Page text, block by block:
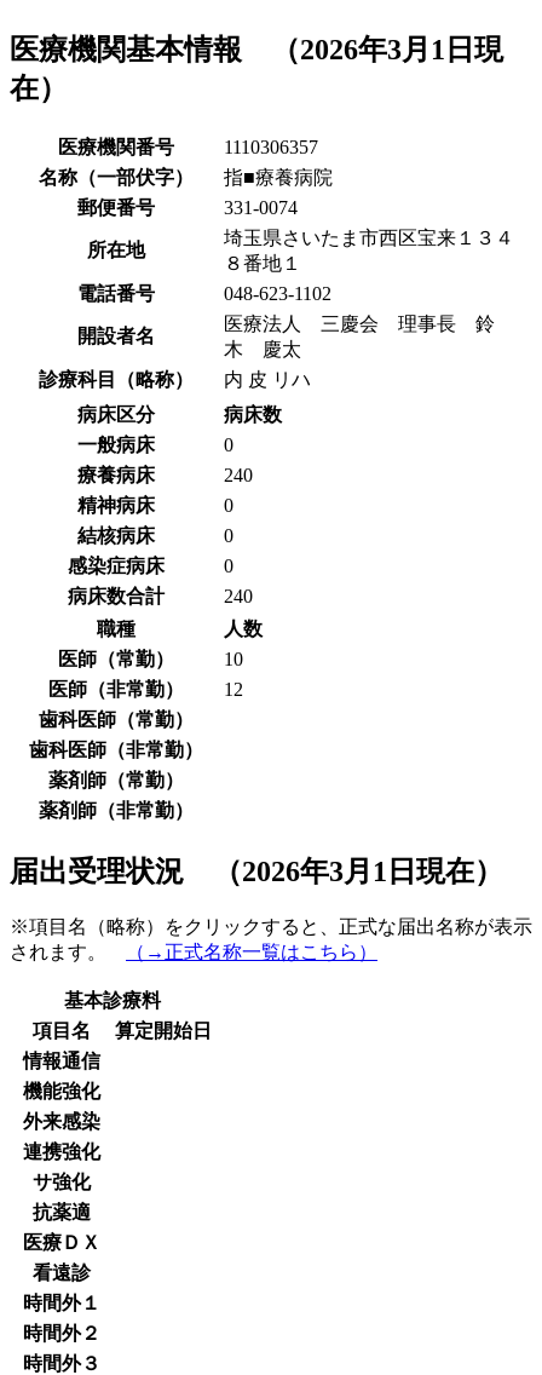
医療機関基本情報 （2026年3月1日現
在）
医療機関番号
1110306357
名称（一部伏字）
指■療養病院
郵便番号
331-0074
所在地
埼玉県さいたま市西区宝来１３４
８番地１
電話番号
048-623-1102
開設者名
医療法人 三慶会 理事長 鈴
木 慶太
診療科目（略称）
内 皮 リハ
病床区分
病床数
一般病床
0
療養病床
240
精神病床
0
結核病床
0
感染症病床
0
病床数合計
240
職種
人数
医師（常勤）
10
医師（非常勤）
12
歯科医師（常勤）
歯科医師（非常勤）
薬剤師（常勤）
薬剤師（非常勤）
届出受理状況 （2026年3月1日現在）
※項目名（略称）をクリックすると、正式な届出名称が表示
されます。
（→正式名称一覧はこちら）
基本診療料
項目名
算定開始日
情報通信
機能強化
外来感染
連携強化
サ強化
抗薬適
医療ＤＸ
看遠診
時間外１
時間外２
時間外３